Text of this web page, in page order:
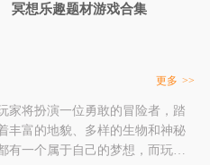
冥想乐趣题材游戏合集
更多 >>
家将扮演一位勇敢的冒险者，踏
丰富的地貌、多样的生物和神秘
一个属于自己的梦想，而玩家